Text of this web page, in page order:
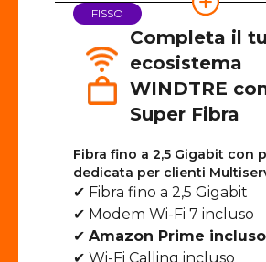
FISSO
Completa il
ecosistema
WINDTRE
Super Fibra
Fibra fino a 2,5 Gigabit con
dedicata per clienti
✔ Fibra fino a 2,5 Gigabit
✔ Modem Wi-Fi 7 incluso
✔ Amazon Prime
✔ Wi-Fi Calling incluso